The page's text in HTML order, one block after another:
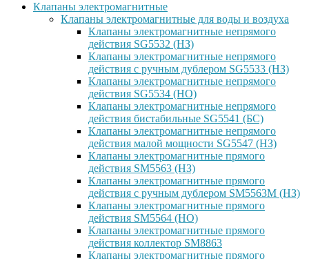
Клапаны электромагнитные
Клапаны электромагнитные для воды и воздуха
Клапаны электромагнитные непрямого
действия SG5532 (НЗ)
Клапаны электромагнитные непрямого
действия с ручным дублером SG5533 (НЗ)
Клапаны электромагнитные непрямого
действия SG5534 (НО)
Клапаны электромагнитные непрямого
действия бистабильные SG5541 (БС)
Клапаны электромагнитные непрямого
действия малой мощности SG5547 (НЗ)
Клапаны электромагнитные прямого
действия SM5563 (НЗ)
Клапаны электромагнитные прямого
действия с ручным дублером SM5563M (НЗ)
Клапаны электромагнитные прямого
действия SM5564 (НО)
Клапаны электромагнитные прямого
дейcтвия коллектор SM8863
Клапаны электромагнитные прямого